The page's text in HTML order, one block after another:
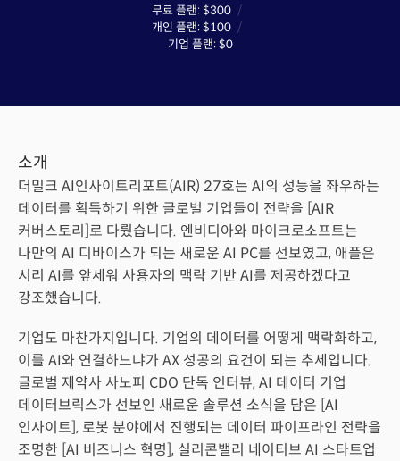
무료 플랜:$300
개인 플랜:$100
기업 플랜:$0
소개
더밀크 AI인사이트리포트(AIR) 27호는 AI의 성능을 좌우하는
데이터를 획득하기 위한 글로벌 기업들이 전략을 [AIR
커버스토리]로 다뤘습니다. 엔비디아와 마이크로소프트는
나만의 AI 디바이스가 되는 새로운 AI PC를 선보였고, 애플은
시리 AI를 앞세워 사용자의 맥락 기반 AI를 제공하겠다고
강조했습니다.
기업도 마찬가지입니다. 기업의 데이터를 어떻게 맥락화하고,
이를 AI와 연결하느냐가 AX 성공의 요건이 되는 추세입니다.
글로벌 제약사 사노피 CDO 단독 인터뷰, AI 데이터 기업
데이터브릭스가 선보인 새로운 솔루션 소식을 담은 [AI
인사이트], 로봇 분야에서 진행되는 데이터 파이프라인 전략을
조명한 [AI 비즈니스 혁명], 실리콘밸리 네이티브 AI 스타트업